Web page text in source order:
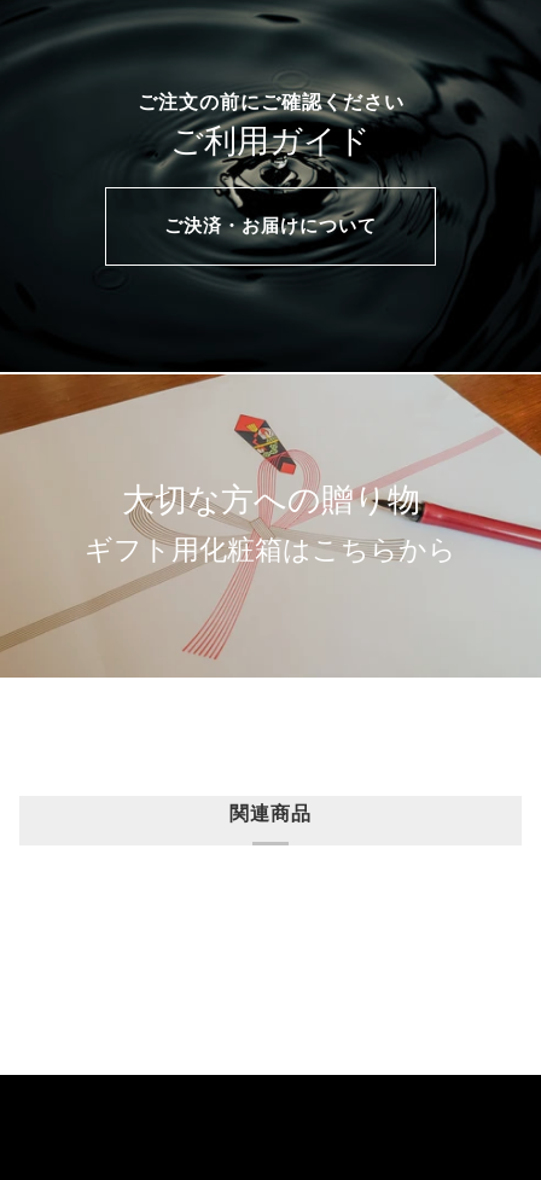
ご注文の前にご確認ください
ご利用ガイド
ご決済・お届けについて
大切な方への贈り物
ギフト用化粧箱はこちらから
関連商品